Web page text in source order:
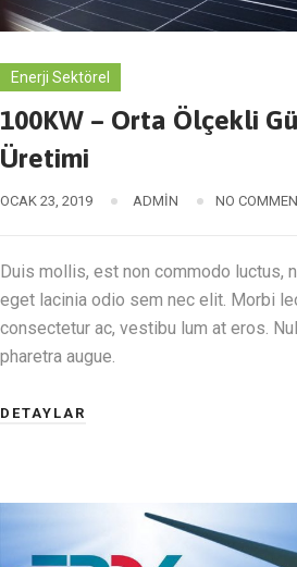
Enerji Sektörel
100KW – Orta Ölçekli
Üretimi
OCAK 23, 2019 ADMIN NO
Duis mollis, est non commodo luctus,
eget lacinia odio sem nec elit. Morbi
consectetur ac, vestibu lum at eros.
pharetra augue.
DETAYLAR